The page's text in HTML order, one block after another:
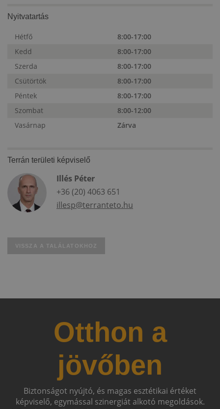
Nyitvatartás
Hétfő
8:00-17:00
Kedd
8:00-17:00
Szerda
8:00-17:00
Csütörtök
8:00-17:00
Péntek
8:00-17:00
Szombat
8:00-12:00
Vasárnap
Zárva
Terrán területi képviselő
Illés Péter
+36 (20) 4063 651
illesp@terranteto.hu
VISSZA A TALÁLATOKHOZ
Otthon a
jövőben
Biztonságot nyújtó, és magas esztétikai értéket
képviselő, egymással szinergiát alkotó megoldások.